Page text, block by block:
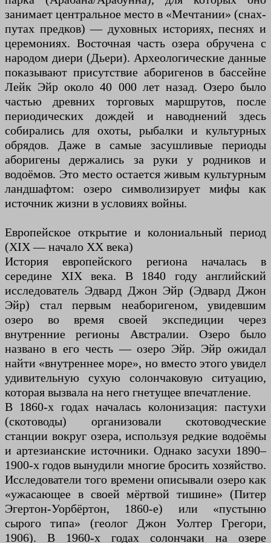
занимает центральное место в «Мечтании» (снах-
путах предков) — духовных историях, песнях и
церемониях. Восточная часть озера обручена с
народом диери (Дьери). Археологические данные
показывают присутствие аборигенов в бассейне
Лейк Эйр около 40 000 лет назад. Озеро было
частью древних торговых маршрутов, после
периодических дождей и наводнений здесь
собирались для охоты, рыбалки и культурных
обрядов. Даже в самые засушливые периоды
аборигены держались за руки у родников и
водоёмов. Это место остается живым культурным
ландшафтом: озеро символизирует мифы как
источник жизни в условиях войны.
Европейское открытие и колониальный период
(XIX — начало XX века)
История европейского региона началась в
середине XIX века. В 1840 году английский
исследователь Эдвард Джон Эйр (Эдвард Джон
Эйр) стал первым неаборигеном, увидевшим
озеро во время своей экспедиции через
внутренние регионы Австралии. Озеро было
названо в его честь — озеро Эйр. Эйр ожидал
найти «внутреннее море», но вместо этого увидел
удивительную сухую солончаковую ситуацию,
которая вызвала на него гнетущее впечатление.
В 1860-х годах началась колонизация: пастухи
(скотоводы) организовали скотоводческие
станции вокруг озера, используя редкие водоёмы
и артезианские источники. Однако засухи 1890–
1900-х годов вынудили многие бросить хозяйство.
Исследователи того времени описывали озеро как
«ужасающее в своей мёртвой тишине» (Питер
Эгертон-Уорбёртон, 1860-е) или «пустыню
сырого типа» (геолог Джон Уолтер Грегори,
1906). В 1960-х годах солончаки на озере